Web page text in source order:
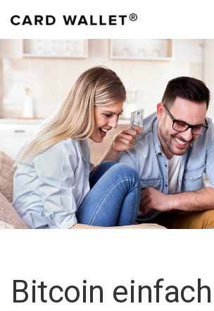
Bitcoin